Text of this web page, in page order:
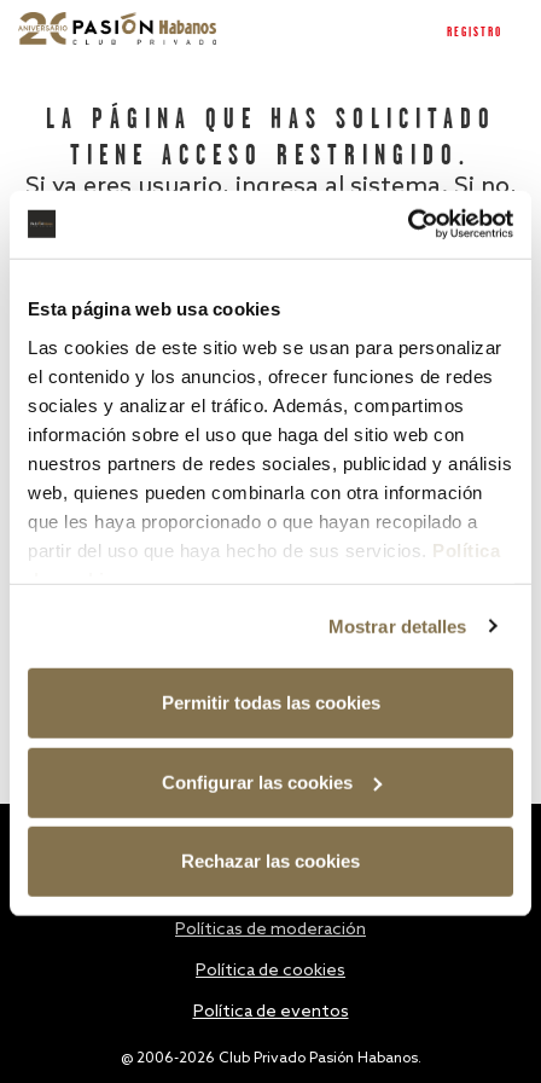
Esta página web usa cookies
Las cookies de este sitio web se usan para personalizar
el contenido y los anuncios, ofrecer funciones de redes
sociales y analizar el tráfico. Además, compartimos
información sobre el uso que haga del sitio web con
nuestros partners de redes sociales, publicidad y análisis
web, quienes pueden combinarla con otra información
que les haya proporcionado o que hayan recopilado a
partir del uso que haya hecho de sus servicios. Política
Mostrar detalles
Permitir todas las cookies
Configurar las cookies
Rechazar las cookies
REGISTRO
LA PÁGINA QUE HAS SOLICITADO
TIENE ACCESO RESTRINGIDO.
Si ya eres usuario, ingresa al sistema. Si no,
¿Has olvidado tu contraseña?
@ 2006-2026 Club Privado Pasión Habanos.
Políticas de moderación
Política de cookies
Política de eventos